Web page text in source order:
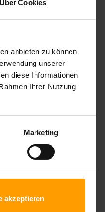
Über Cookies
anbieten zu können
unserer
diese Informationen
Ihrer Nutzung
Marketing
akzeptieren